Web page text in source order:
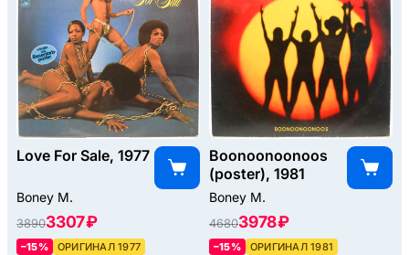
Love For Sale, 1977
Boney M.
38903307 ₽
–15%
ОРИГИНАЛ 1977
Boonoonoonoos
(poster), 1981
Boney M.
46803978 ₽
–15%
ОРИГИНАЛ 1981